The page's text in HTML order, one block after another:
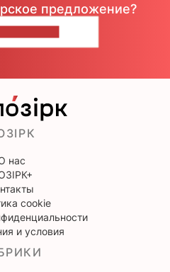
предложение?
нас
cookie
и условия